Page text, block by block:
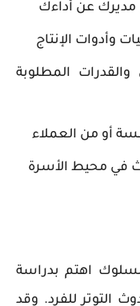
عن أداءك
وأدوات الإنتاج
المطلوبة
أو من العملاء
في محيط الأسرة
اهتم بدراسة
التوتر للفرد. وقد